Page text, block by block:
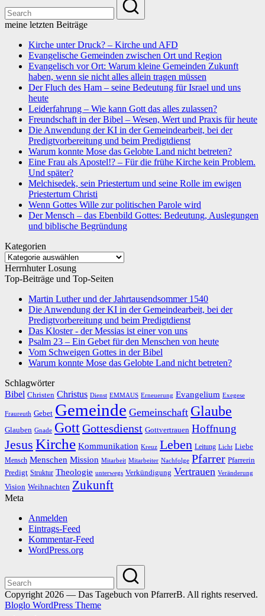
meine letzten Beiträge
Kirche unter Druck? – Kirche und AFD
Evangelische Gemeinden zwischen Ort und Region
Evangelisch vor Ort: Warum kleine Gemeinden Zukunft
haben, wenn sie nicht alles allein tragen müssen
Der Fluch des Ham – seine Bedeutung für Israel und uns
heute
Leiderfahrung – Wie kann Gott das alles zulassen?
Freundschaft in der Bibel – Wesen, Wert und Praxis für heute
Die Anwendung der KI in der Gemeindearbeit, bei der
Predigtvorbereitung und beim Predigtdienst
Warum konnte Mose das Gelobte Land nicht betreten?
Eine Frau als Apostel!? – Für die frühe Kirche kein Problem.
Und später?
Melchisedek, sein Priestertum und seine Rolle im ewigen
Priestertum Christi
Wenn Gottes Wille zur politischen Parole wird
Der Mensch – das Ebenbild Gottes: Bedeutung, Auslegungen
und biblische Begründung
Kategorien
Kategorien
Herrnhuter Losung
Top-Beiträge und Top-Seiten
Martin Luther und der Jahrtausendsommer 1540
Die Anwendung der KI in der Gemeindearbeit, bei der
Predigtvorbereitung und beim Predigtdienst
Das Kloster - der Messias ist einer von uns
Psalm 23 – Ein Gebet für den Menschen von heute
Vom Schweigen Gottes in der Bibel
Warum konnte Mose das Gelobte Land nicht betreten?
Schlagwörter
Bibel Christen Christus Dienst EMMAUS Erneuerung Evangelium Exegese
Fraureuth Gebet Gemeinde Gemeinschaft Glaube
Glauben Gnade GottGottesdienst Gottvertrauen Hoffnung
Jesus Kirche Kommunikation Kreuz Leben Leitung Licht Liebe
Mensch Menschen Mission Mitarbeit Mitarbeiter Nachfolge Pfarrer Pfarrerin
Predigt Struktur Theologie unterwegs Verkündigung Vertrauen Veränderung
Vision Weihnachten Zukunft
Meta
Anmelden
Eintrags-Feed
Kommentar-Feed
WordPress.org
Copyright 2026 — Das Tagebuch von PfarrerB. All rights reserved.
Bloglo WordPress Theme